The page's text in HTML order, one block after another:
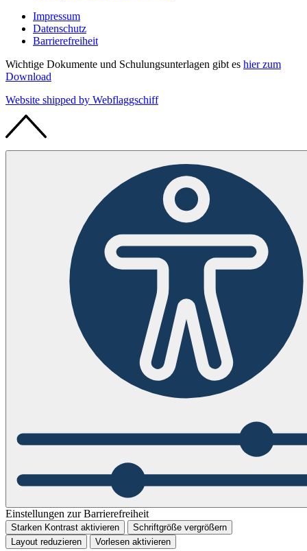
Impressum
Datenschutz
Barrierefreiheit
Wichtige Dokumente und Schulungsunterlagen gibt es hier zum
Download
Website shipped by Webflaggschiff
Einstellungen zur Barrierefreiheit
Starken Kontrast aktivieren
Schriftgröße vergrößern
Layout reduzieren
Vorlesen aktivieren